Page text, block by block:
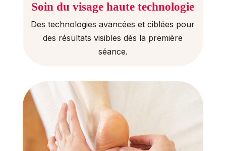
Soin du visage haute technologie
Des technologies avancées et ciblées pour
des résultats visibles dès la première
séance.